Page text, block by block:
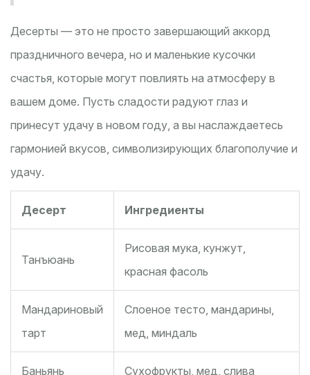
Десерты — это не просто завершающий аккорд
праздничного вечера, но и маленькие кусочки
счастья, которые могут повлиять на атмосферу в
вашем доме. Пусть сладости радуют глаз и
принесут удачу в новом году, а вы наслаждаетесь
гармонией вкусов, символизирующих благополучие и
удачу.
Десерт Ингредиенты
Танъюань
Рисовая мука, кунжут,
красная фасоль
Мандариновый
тарт
Слоеное тесто, мандарины,
мед, миндаль
Баньянь Сухофрукты, мед, слива